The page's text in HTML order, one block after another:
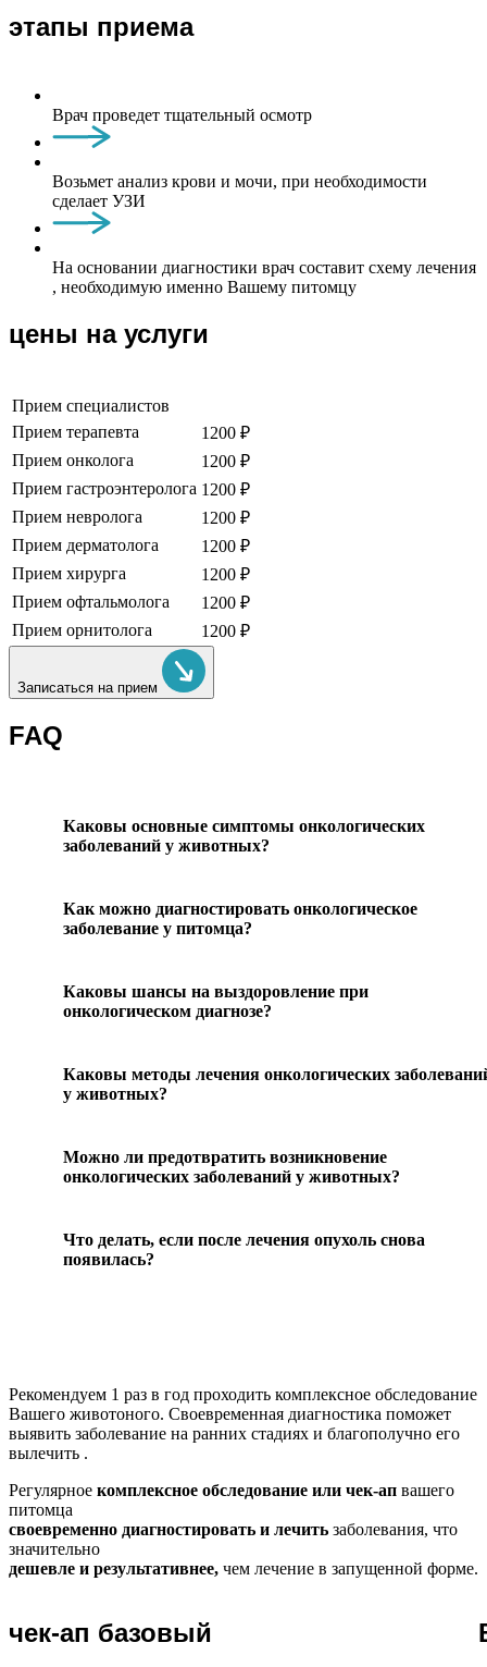
этапы приема
Врач проведет тщательный осмотр
Возьмет анализ крови и мочи, при необходимости
сделает УЗИ
На основании диагностики врач составит схему лечения
, необходимую именно Вашему питомцу
цены на услуги
Прием специалистов
Прием терапевта
1200 ₽
Прием онколога
1200 ₽
Прием гастроэнтеролога 1200 ₽
Прием невролога
1200 ₽
Прием дерматолога
1200 ₽
Прием хирурга
1200 ₽
Прием офтальмолога
1200 ₽
Прием орнитолога
1200 ₽
Записаться на прием
FAQ
Каковы основные симптомы онкологических
заболеваний у животных?
Как можно диагностировать онкологическое
заболевание у питомца?
Каковы шансы на выздоровление при
онкологическом диагнозе?
Каковы методы лечения онкологических
у животных?
Можно ли предотвратить возникновение
онкологических заболеваний у животных?
Что делать, если после лечения опухоль снова
появилась?
Рекомендуем 1 раз в год проходить комплексное обследование
Вашего животоного. Своевременная диагностика поможет
выявить заболевание на ранних стадиях и благополучно его
вылечить .
Регулярное комплексное обследование или чек-ап вашего
питомца
своевременно диагностировать и лечить заболевания, что
значительно
дешевле и результативнее, чем лечение в запущенной форме.
чек-ап базовый